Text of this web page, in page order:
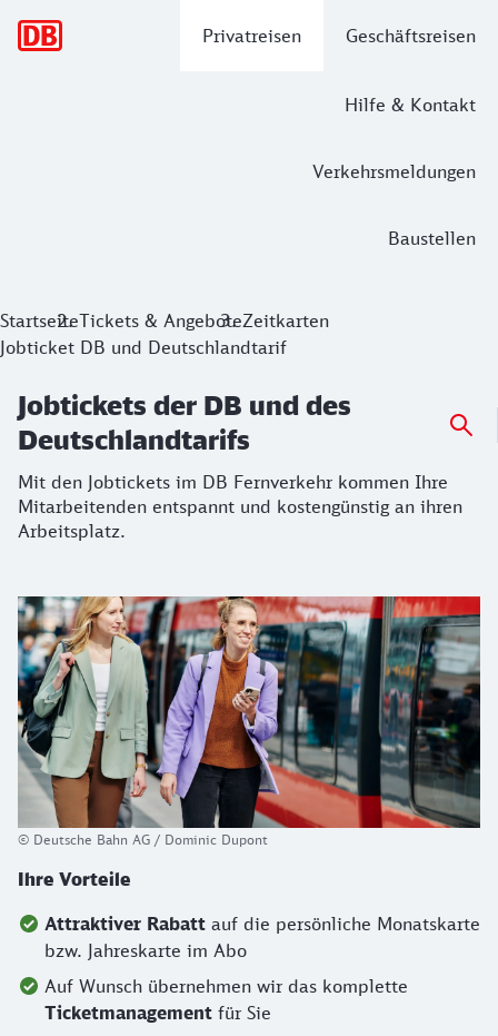
Privatreisen Geschäftsreisen
Hilfe & Kontakt
Verkehrsmeldungen
Baustellen
Jobtickets der DB und des
Mit den Jobtickets im DB Fernverkehr kommen Ihre
StartseiteTickets & AngeboteZeitkarten
Jobticket DB und Deutschlandtarif
Jobtickets der DB und des
Deutschlandtarifs
Mit den Jobtickets im DB Fernverkehr kommen Ihre
Mitarbeitenden entspannt und kostengünstig an ihren
Arbeitsplatz.
© Deutsche Bahn AG / Dominic Dupont
Ihre Vorteile
Attraktiver Rabatt auf die persönliche Monatskarte
bzw. Jahreskarte im Abo
Auf Wunsch übernehmen wir das komplette
Ticketmanagement für Sie